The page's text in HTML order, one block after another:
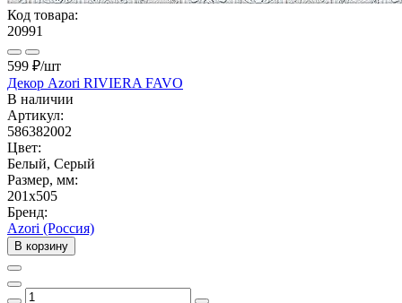
Код товара:
20991
599 ₽/шт
Декор Azori RIVIERA FAVO
В наличии
Артикул:
586382002
Цвет:
Белый, Серый
Размер, мм:
201x505
Бренд:
Azori (Россия)
В корзину